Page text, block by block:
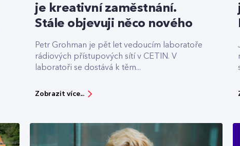
je kreativní zaměstnání.
Stále objevuji něco nového
Petr Grohman je pět let vedoucím laboratoře
rádiových přístupových sítí v CETIN. V
laboratoři se dostává k těm...
Zobrazit více...